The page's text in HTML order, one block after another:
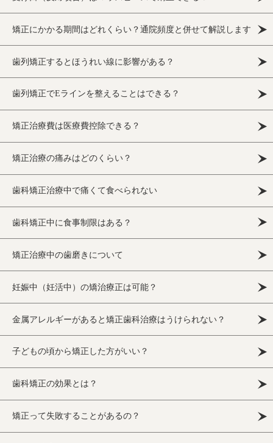
矯正にかかる期間はどれくらい？通院頻度と併せて解説します
歯列矯正するとほうれい線に影響がある？
歯列矯正でEラインを整えることはできる？
矯正治療費は医療費控除できる？
矯正治療の痛みはどのくらい？
歯科矯正治療中で痛くて食べられない
歯科矯正中に食事制限はある？
矯正治療中の歯磨きについて
妊娠中（妊活中）の矯治療正は可能？
金属アレルギーがあると矯正歯科治療はうけられない？
子どもの頃から矯正した方がいい？
歯科矯正の効果とは？
矯正って失敗することがあるの？